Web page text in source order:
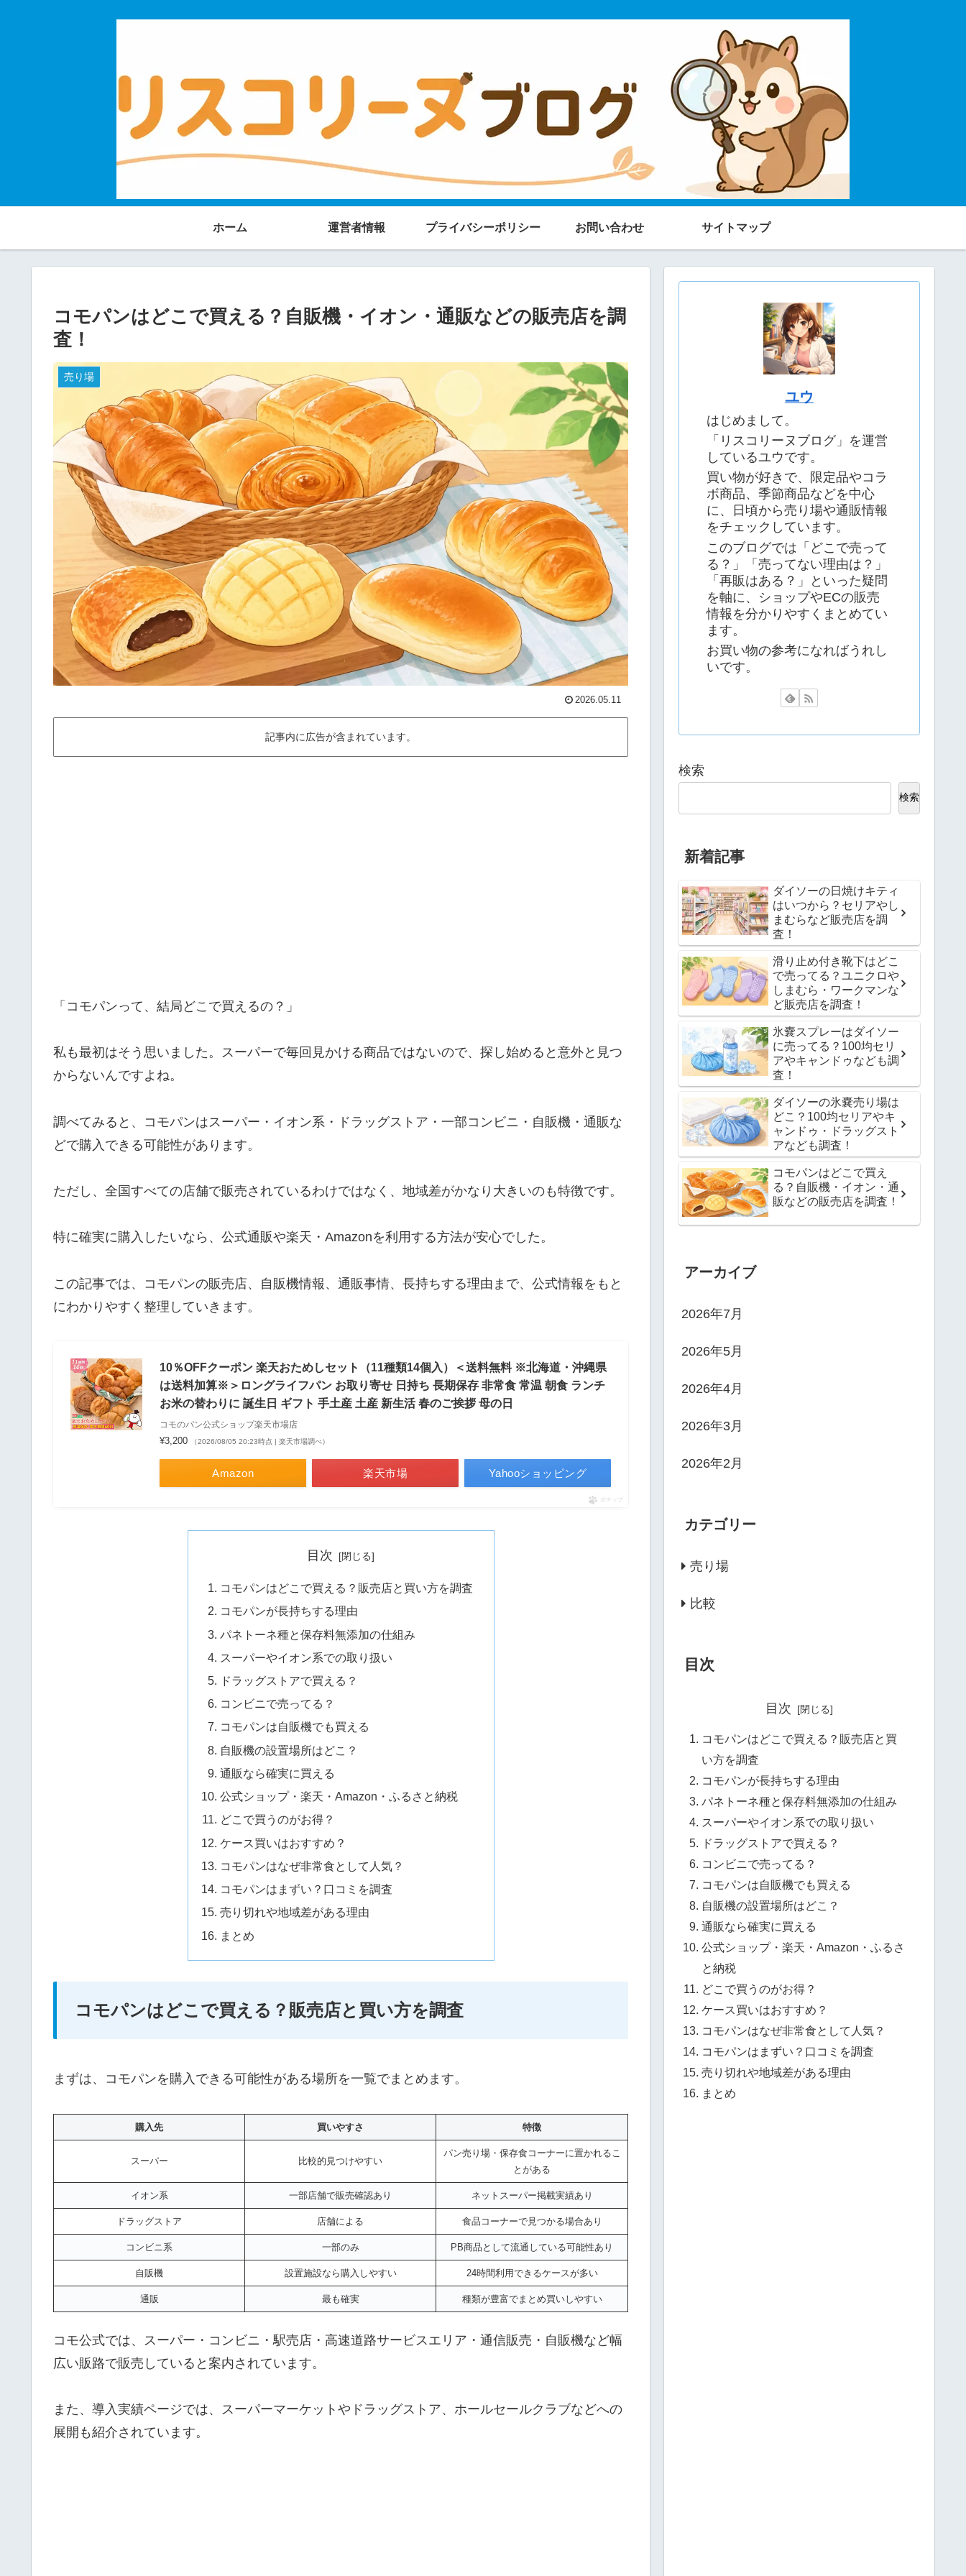
ホーム 運営者情報 プライバシーポリシー お問い合わせ サイトマップ
コモパンはどこで買える？自販機・イオン・通販などの販売店を調
査！
売り場
2026.05.11
記事内に広告が含まれています。
「コモパンって、結局どこで買えるの？」
私も最初はそう思いました。スーパーで毎回見かける商品ではないので、探し始めると意外と見つ
からないんですよね。
調べてみると、コモパンはスーパー・イオン系・ドラッグストア・一部コンビニ・自販機・通販な
どで購入できる可能性があります。
ただし、全国すべての店舗で販売されているわけではなく、地域差がかなり大きいのも特徴です。
特に確実に購入したいなら、公式通販や楽天・Amazonを利用する方法が安心でした。
この記事では、コモパンの販売店、自販機情報、通販事情、長持ちする理由まで、公式情報をもと
にわかりやすく整理していきます。
10％OFFクーポン 楽天おためしセット（11種類14個入）＜送料無料 ※北海道・沖縄県
は送料加算※＞ロングライフパン お取り寄せ 日持ち 長期保存 非常食 常温 朝食 ランチ
お米の替わりに 誕生日 ギフト 手土産 土産 新生活 春のご挨拶 母の日
コモのパン公式ショップ楽天市場店
¥3,200 （2026/08/05 20:23時点 | 楽天市場調べ）
Amazon 楽天市場 Yahooショッピング
ポチップ
目次
コモパンはどこで買える？販売店と買い方を調査
コモパンが長持ちする理由
パネトーネ種と保存料無添加の仕組み
スーパーやイオン系での取り扱い
ドラッグストアで買える？
コンビニで売ってる？
コモパンは自販機でも買える
自販機の設置場所はどこ？
通販なら確実に買える
公式ショップ・楽天・Amazon・ふるさと納税
どこで買うのがお得？
ケース買いはおすすめ？
コモパンはなぜ非常食として人気？
コモパンはまずい？口コミを調査
売り切れや地域差がある理由
まとめ
コモパンはどこで買える？販売店と買い方を調査
まずは、コモパンを購入できる可能性がある場所を一覧でまとめます。
購入先 買いやすさ 特徴
スーパー 比較的見つけやすい
パン売り場・保存食コーナーに置かれるこ
とがある
イオン系 一部店舗で販売確認あり ネットスーパー掲載実績あり
ドラッグストア 店舗による 食品コーナーで見つかる場合あり
コンビニ系 一部のみ PB商品として流通している可能性あり
自販機 設置施設なら購入しやすい 24時間利用できるケースが多い
通販 最も確実 種類が豊富でまとめ買いしやすい
コモ公式では、スーパー・コンビニ・駅売店・高速道路サービスエリア・通信販売・自販機など幅
広い販路で販売していると案内されています。
また、導入実績ページでは、スーパーマーケットやドラッグストア、ホールセールクラブなどへの
展開も紹介されています。
ユウ
はじめまして。
「リスコリーヌブログ」を運営
しているユウです。
買い物が好きで、限定品やコラ
ボ商品、季節商品などを中心
に、日頃から売り場や通販情報
をチェックしています。
このブログでは「どこで売って
る？」「売ってない理由は？」
「再販はある？」といった疑問
を軸に、ショップやECの販売
情報を分かりやすくまとめてい
ます。
お買い物の参考になればうれし
いです。
検索
検索
新着記事
ダイソーの日焼けキティ
はいつから？セリアやし
まむらなど販売店を調
査！
滑り止め付き靴下はどこ
で売ってる？ユニクロや
しまむら・ワークマンな
ど販売店を調査！
氷嚢スプレーはダイソー
に売ってる？100均セリ
アやキャンドゥなども調
査！
ダイソーの氷嚢売り場は
どこ？100均セリアやキ
ャンドゥ・ドラッグスト
アなども調査！
コモパンはどこで買え
る？自販機・イオン・通
販などの販売店を調査！
アーカイブ
2026年7月
2026年5月
2026年4月
2026年3月
2026年2月
カテゴリー
売り場
比較
目次
目次
コモパンはどこで買える？販売店と買
い方を調査
コモパンが長持ちする理由
パネトーネ種と保存料無添加の仕組み
スーパーやイオン系での取り扱い
ドラッグストアで買える？
コンビニで売ってる？
コモパンは自販機でも買える
自販機の設置場所はどこ？
通販なら確実に買える
公式ショップ・楽天・Amazon・ふるさ
と納税
どこで買うのがお得？
ケース買いはおすすめ？
コモパンはなぜ非常食として人気？
コモパンはまずい？口コミを調査
売り切れや地域差がある理由
まとめ